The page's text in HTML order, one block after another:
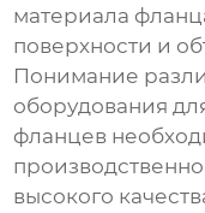
материала
поверхности и
Понимание
оборудования
фланцев
высокого